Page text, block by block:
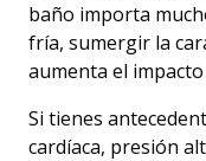
baño importa
fría, sumergir la
aumenta el
Si tienes
cardíaca, presión